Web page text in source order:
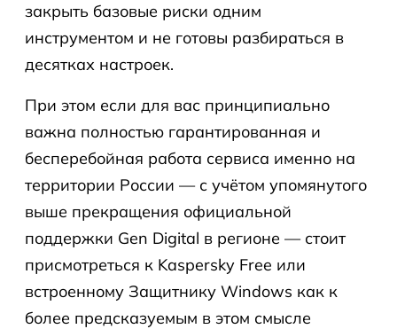
закрыть базовые риски одним
инструментом и не готовы разбираться в
десятках настроек.
При этом если для вас принципиально
важна полностью гарантированная и
бесперебойная работа сервиса именно на
территории России — с учётом упомянутого
выше прекращения официальной
поддержки Gen Digital в регионе — стоит
присмотреться к Kaspersky Free или
встроенному Защитнику Windows как к
более предсказуемым в этом смысле